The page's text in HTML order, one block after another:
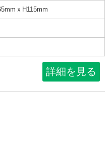
ｘH115mm
詳細を見る